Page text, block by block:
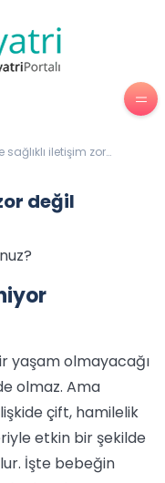
sağlıklı iletişim zor
değil
yaşam olmayacağı
olmaz. Ama
çift, hamilelik
etkin bir şekilde
İşte bebeğin